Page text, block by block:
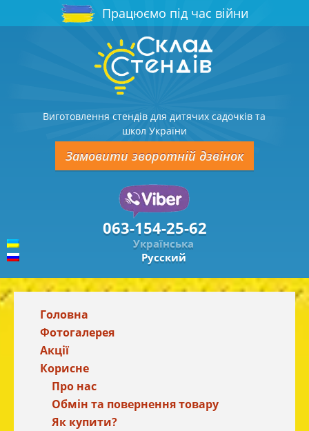
Працюємо під час війни
Виготовлення стендів для дитячих садочків та
школ України
Замовити зворотній дзвінок
063-154-25-62
Українська
Русский
Головна
Фотогалерея
Акції
Корисне
Про нас
Обмін та повернення товару
Як купити?